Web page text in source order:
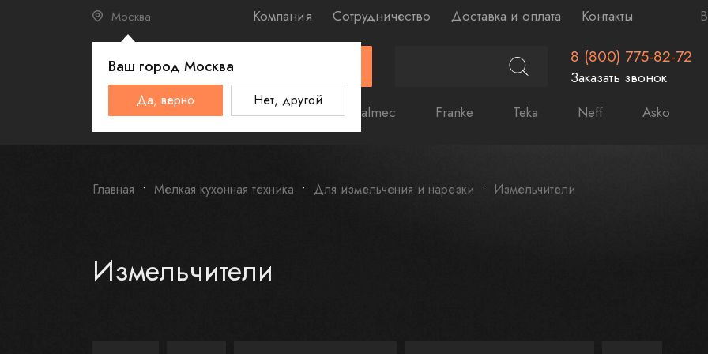
Москва
Ваш город Москва
Да, верно Нет, другой
Компания Сотрудничество Доставка и оплата Контакты
8 (800) 775-82-72
Заказать звонок
Schulthess Smeg Omoikiri Falmec Franke Teka Neff Asko
Главная Мелкая кухонная техника Для измельчения и нарезки Измельчители
Измельчители